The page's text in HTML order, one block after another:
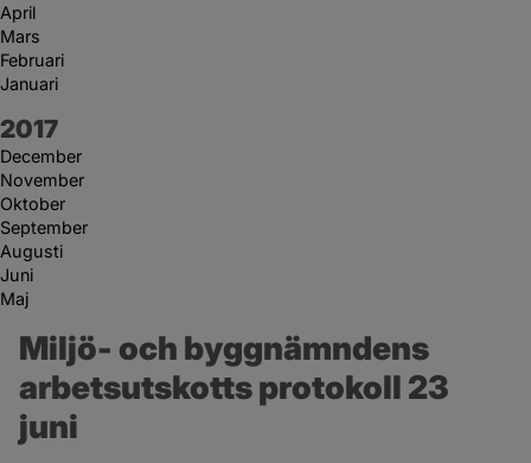
April
Mars
Februari
Januari
År:
2017
December
November
Oktober
September
Augusti
Juni
Maj
Miljö- och byggnämndens
arbetsutskotts protokoll 23
juni